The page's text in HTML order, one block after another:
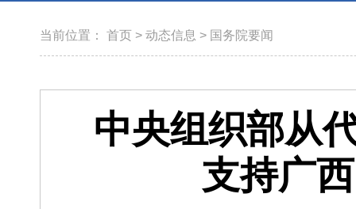
当前位置： 首页 > 动态信息 > 国务院要闻
中央组织部从
支持广